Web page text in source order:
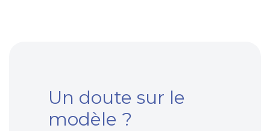
Un doute sur le
modèle ?